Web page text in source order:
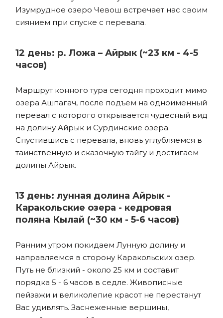
Изумрудное озеро Чевош встречает нас своим
сиянием при спуске с перевала.
12 день: р. Ложа – Айрык (~23 км - 4-5
часов)
Маршрут конного тура сегодня проходит мимо
озера Ашпагач, после подъем на одноименный
перевал с которого открывается чудесный вид
на долину Айрык и Сурдинские озера.
Спустившись с перевала, вновь углубляемся в
таинственную и сказочную тайгу и достигаем
долины Айрык.
13 день: лунная долина Айрык -
Каракольские озера - кедровая
поляна Кылай (~30 км - 5-6 часов)
Ранним утром покидаем Лунную долину и
направляемся в сторону Каракольских озер.
Путь не близкий - около 25 км и составит
порядка 5 - 6 часов в седле. Живописные
пейзажи и великолепие красот не перестанут
Вас удивлять. Заснеженные вершины,